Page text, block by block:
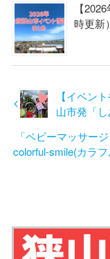
【
時更新）
【イベン
山市発「
「ベビーマッサー
colorful-smile(カラ